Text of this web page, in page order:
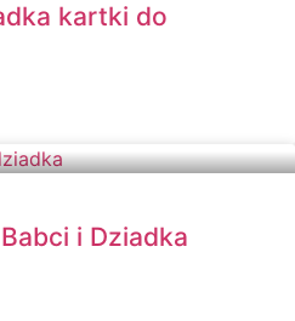
kartki do
i Dziadka